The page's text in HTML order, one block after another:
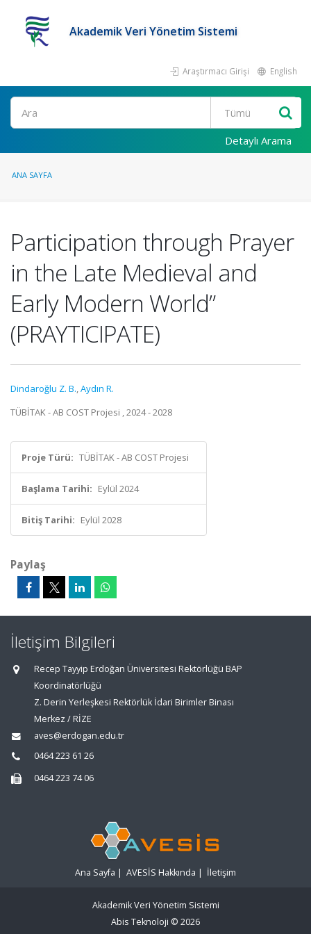
Akademik Veri Yönetim Sistemi
Araştırmacı Girişi English
Ara
Detaylı Arama
ANA SAYFA
Participation through Prayer
in the Late Medieval and
Early Modern World”
(PRAYTICIPATE)
Dindaroğlu Z. B.,Aydın R.
TÜBİTAK - AB COST Projesi , 2024 - 2028
Proje Türü: TÜBİTAK - AB COST Projesi
Başlama Tarihi: Eylül 2024
Bitiş Tarihi: Eylül 2028
Paylaş
İletişim Bilgileri
Recep Tayyip Erdoğan Üniversitesi Rektörlüğü BAP
Koordinatörlüğü
Z. Derin Yerleşkesi Rektörlük İdari Birimler Binası
Merkez / RİZE
aves@erdogan.edu.tr
0464 223 61 26
0464 223 74 06
Ana Sayfa | AVESİS Hakkında | İletişim
Akademik Veri Yönetim Sistemi
Abis Teknoloji © 2026